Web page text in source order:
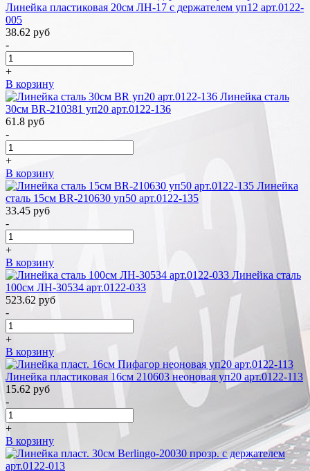
Линейка пластиковая 20см ЛН-17 с держателем уп12 арт.0122-
005
38.62 руб
-
+
В корзину
Линейка сталь
30см BR-210381 уп20 арт.0122-136
61.8 руб
-
+
В корзину
Линейка
сталь 15см BR-210630 уп50 арт.0122-135
33.45 руб
-
+
В корзину
Линейка сталь
100см ЛН-30534 арт.0122-033
523.62 руб
-
+
В корзину
Линейка пластиковая 16см 210603 неоновая уп20 арт.0122-113
15.62 руб
-
+
В корзину